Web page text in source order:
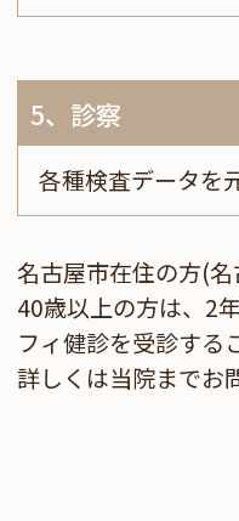
5、診察
各種検査データを
名古屋市在住の方(
40歳以上の方は、2
フィ健診を受診する
詳しくは当院までお